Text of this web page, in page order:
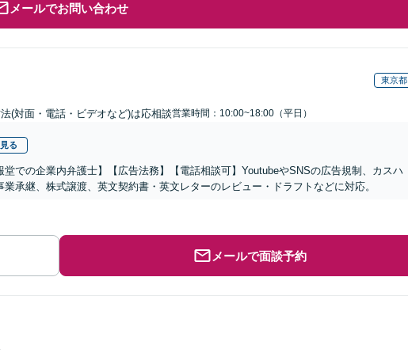
メールでお問い合わせ
東京都
(対面・電話・ビデオなど)は応相談営業時間：10:00~18:00（平日）
る
での企業内弁護士】【広告法務】【電話相談可】YoutubeやSNSの広告規制、カスハ
承継、株式譲渡、英文契約書・英文レターのレビュー・ドラフトなどに対応。
メールで面談予約